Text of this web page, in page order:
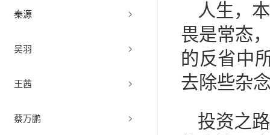
秦源
吴羽
王茜
蔡万鹏
人生，
畏是常态
的反省中
去除些杂
投资之